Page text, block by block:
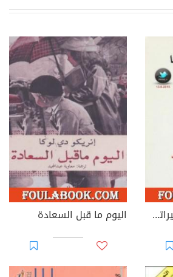
الآثار الكاملة مع تفسيراتها - الأسرة
اليوم ما قبل السعادة